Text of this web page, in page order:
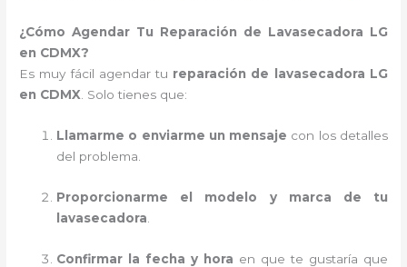
¿Cómo Agendar Tu Reparación de Lavasecadora LG
en CDMX?
Es muy fácil agendar tu reparación de lavasecadora LG
en CDMX. Solo tienes que:
Llamarme o enviarme un mensaje con los detalles
del problema.
Proporcionarme el modelo y marca de tu
lavasecadora
Confirmar la fecha y hora en que te gustaría que